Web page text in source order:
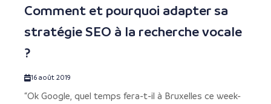
Comment et pourquoi adapter sa
stratégie SEO à la recherche vocale
?
16 août 2019
“Ok Google, quel temps fera-t-il à Bruxelles ce week-